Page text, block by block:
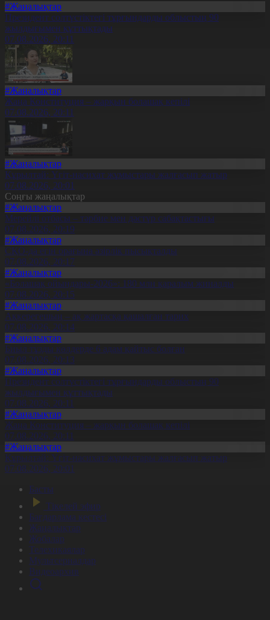
#Жаңалықтар
Президент солтүстіктегі тұрғындарды облыстың 90
жылдығымен құттықтады
07.08.2026, 20:11
#Жаңалықтар
Жаңа Конституция – жарқын болашақ кепілі
07.08.2026, 20:11
#Жаңалықтар
Құрылтай: Үгіт-насихат жұмыстары жалғасып жатыр
07.08.2026, 20:01
Соңғы жаңалықтар
#Жаңалықтар
Мерейлі отбасы – тәрбие мен дәстүр сабақтастығы
07.08.2026, 20:19
#Жаңалықтар
СҚО-да егін орағына әзірлік пысықталды
07.08.2026, 20:17
#Жаңалықтар
«Болашақ ойындары-2026»: 180 млн қаралым жиналды
07.08.2026, 20:15
#Жаңалықтар
Ақкерегешың – ақ жартасқа қашалған тарих
07.08.2026, 20:14
#Жаңалықтар
Биыл тұзды көлдерде 6 адам қайтыс болған
07.08.2026, 20:13
#Жаңалықтар
Президент солтүстіктегі тұрғындарды облыстың 90
жылдығымен құттықтады
07.08.2026, 20:11
#Жаңалықтар
Жаңа Конституция – жарқын болашақ кепілі
07.08.2026, 20:11
#Жаңалықтар
Құрылтай: Үгіт-насихат жұмыстары жалғасып жатыр
07.08.2026, 20:01
Басты
Тікелей эфир
Бағдарлама кестесі
Жаңалықтар
Жобалар
Телехикаялар
Мультсериалдар
Видеоархив